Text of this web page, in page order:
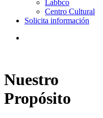
Labbco
Centro Cultural
Solicita información
Nuestro
Propósito